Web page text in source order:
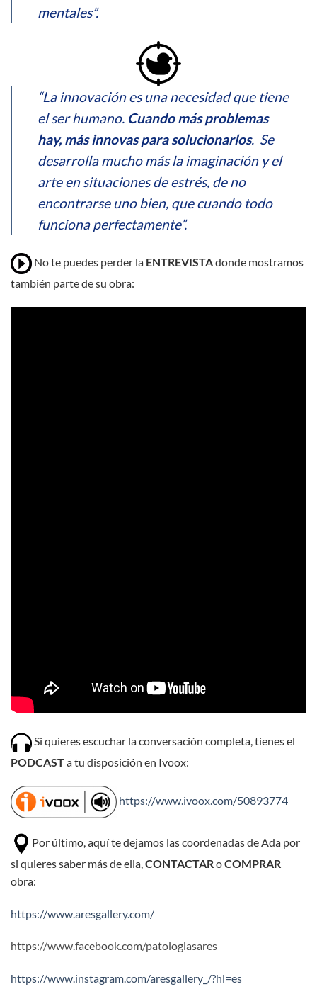
mentales”.
“La innovación es una necesidad que tiene
el ser humano. Cuando más problemas
hay, más innovas para solucionarlos. Se
desarrolla mucho más la imaginación y el
arte en situaciones de estrés, de no
encontrarse uno bien, que cuando todo
funciona perfectamente”.
No te puedes perder la ENTREVISTAdonde mostramos
también parte de su obra:
Si quieres escuchar la conversación completa, tienes el
PODCASTa tu disposición en Ivoox:
https://www.ivoox.com/50893774
Por último, aquí te dejamos las coordenadas de Ada por
si quieres saber más de ella, CONTACTARoCOMPRAR
obra:
https://www.aresgallery.com/
https://www.facebook.com/patologiasares
https://www.instagram.com/aresgallery_/?hl=es